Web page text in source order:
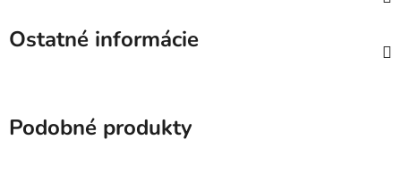
Ostatné informácie
Podobné produkty